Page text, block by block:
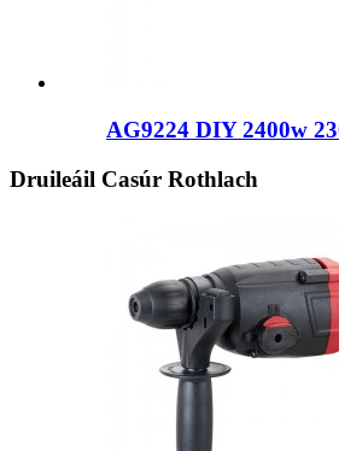
AG9224 DIY 2400w
Druileáil Casúr Rothlach